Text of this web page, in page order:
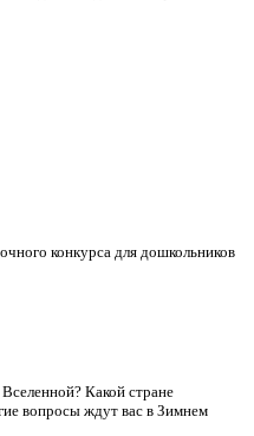
конкурса для дошкольников
Какой стране
вопросы ждут вас в Зимнем